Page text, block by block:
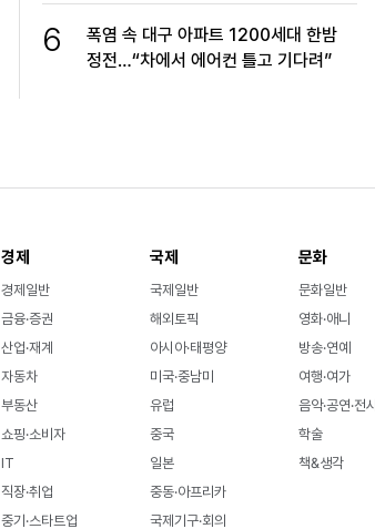
6
폭염 속 대구 아파트 1200세대 한밤
정전…“차에서 에어컨 틀고 기다려”
경제
경제일반
금융·증권
산업·재계
자동차
부동산
쇼핑·소비자
IT
직장·취업
중기·스타트업
국제
국제일반
해외토픽
아시아·태평양
미국·중남미
유럽
중국
일본
중동·아프리카
국제기구·회의
문화
문화일반
영화·애니
방송·연예
여행·여가
음악·공연·전시
학술
책&생각